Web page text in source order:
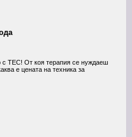
с ТЕС! От коя терапия се нуждаеш
е цената на техника за